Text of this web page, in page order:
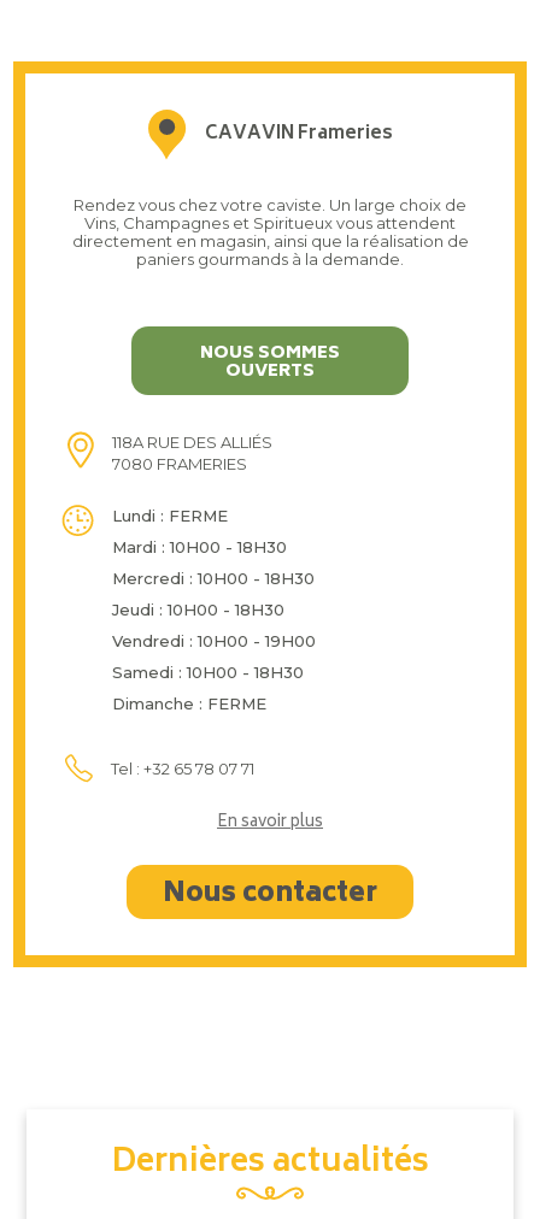
CAVAVIN Frameries
Rendez vous chez votre caviste. Un large choix de
Vins, Champagnes et Spiritueux vous attendent
directement en magasin, ainsi que la réalisation de
paniers gourmands à la demande.
NOUS SOMMES
OUVERTS
118A RUE DES ALLIÉS
7080 FRAMERIES
Lundi : FERME
Mardi : 10H00 - 18H30
Mercredi : 10H00 - 18H30
Jeudi : 10H00 - 18H30
Vendredi : 10H00 - 19H00
Samedi : 10H00 - 18H30
Dimanche : FERME
Tel : +32 65 78 07 71
En savoir plus
Nous contacter
Dernières actualités